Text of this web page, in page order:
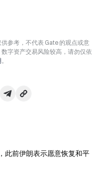
参考，不代表 Gate 的观点或意
字资产交易风险较高，请勿仅依
。
此前伊朗表示愿意恢复和平